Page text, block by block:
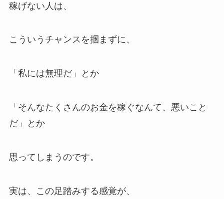
稼げない人は、
こういうチャンスを掴まずに、
「私には無理だ」とか
「そんなたくさんのお金を稼ぐなんて、悪いこと
だ」とか
思ってしまうのです。
実は、この足踏みする感覚が、